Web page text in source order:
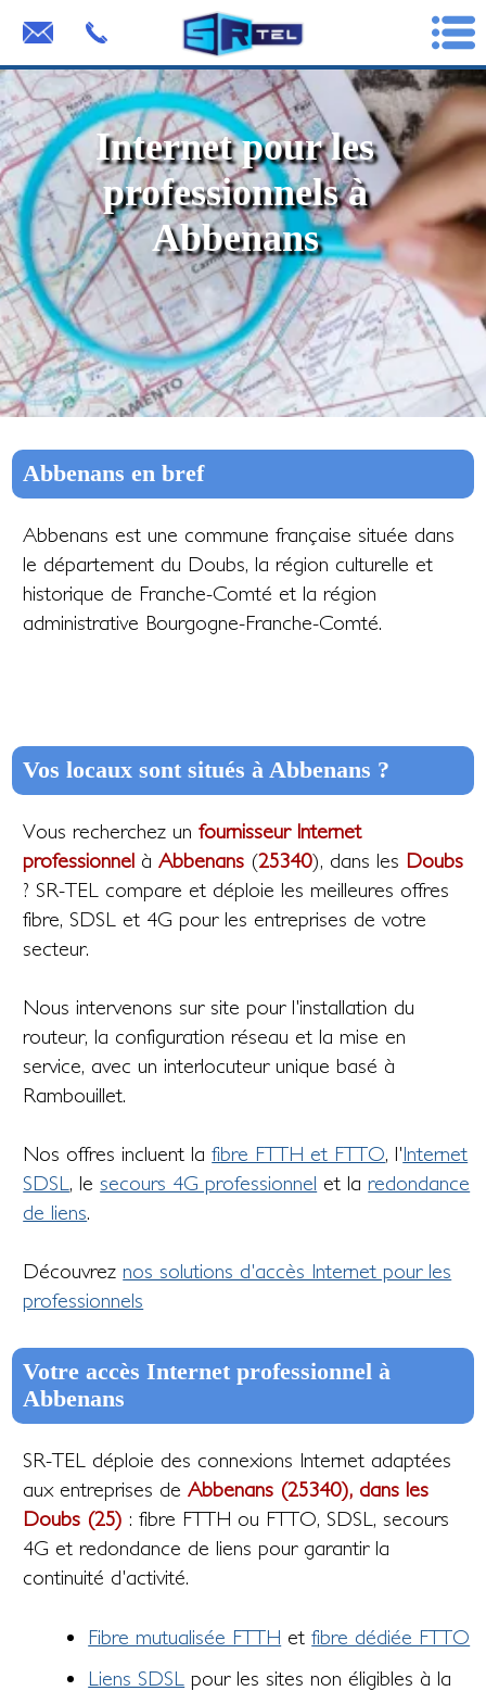
Internet pour les
professionnels à
Abbenans
Abbenans en bref
Abbenans est une commune française située dans
le département du Doubs, la région culturelle et
historique de Franche-Comté et la région
administrative Bourgogne-Franche-Comté.
Vos locaux sont situés à Abbenans ?
Vous recherchez unfournisseur Internet
professionnel àAbbenans (25340), dans les Doubs
? SR-TEL compare et déploie les meilleures offres
fibre, SDSL et 4G pour les entreprises de votre
secteur.
Nous intervenons sur site pour l'installation du
routeur, la configuration réseau et la mise en
service, avec un interlocuteur unique basé à
Rambouillet.
Nos offres incluent lafibre FTTH et FTTO, l'Internet
SDSL , lesecours 4G professionnel et la redondance
de liens.
Découvrez nos solutions d'accès Internet pour les
professionnels
Votre accès Internet professionnel à
Abbenans
SR-TEL déploie des connexions Internet adaptées
aux entreprises deAbbenans (25340), dans les
Doubs (25) : fibre FTTH ou FTTO, SDSL, secours
4G et redondance de liens pour garantir la
continuité d'activité.
Fibre mutualisée FTTH etfibre dédiée FTTO
Liens SDSL
pour les sites non éligibles à la